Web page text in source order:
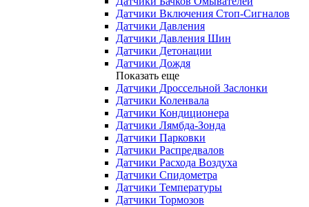
Датчики Включения Стоп-Сигналов
Датчики Давления
Датчики Давления Шин
Датчики Детонации
Датчики Дождя
Показать еще
Датчики Дроссельной Заслонки
Датчики Коленвала
Датчики Кондиционера
Датчики Лямбда-Зонда
Датчики Парковки
Датчики Распредвалов
Датчики Расхода Воздуха
Датчики Спидометра
Датчики Температуры
Датчики Тормозов